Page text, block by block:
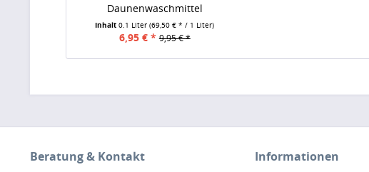
Daunenwaschmittel
Inhalt0.1 Liter(69,50 € * / 1 Liter)
6,95 € * 9,95 € *
Beratung & Kontakt Informationen